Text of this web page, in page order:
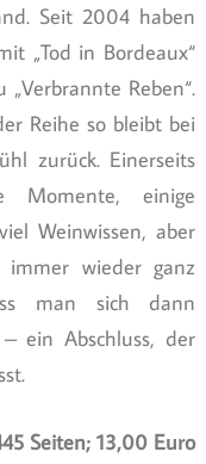
Seit 2004 haben
„Tod in Bordeaux“
Reben“.
Reihe so bleibt bei
zurück. Einerseits
Momente, einige
Weinwissen, aber
wieder ganz
man sich dann
– ein Abschluss, der
Seiten; 13,00 Euro